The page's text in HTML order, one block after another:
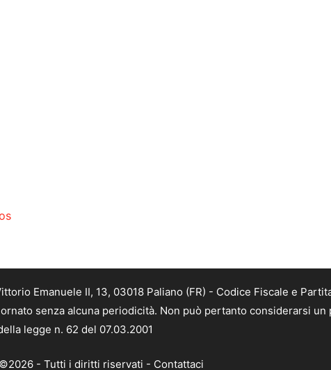
Emanuele II, 13, 03018 Paliano (FR) - Codice Fiscale e
senza alcuna periodicità. Non può pertanto considerarsi
legge n. 62 del 07.03.2001
- Tutti i diritti riservati - Contattaci